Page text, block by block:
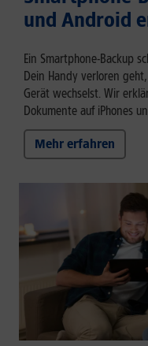
und Android
Ein Smartphone-Backup
Dein Handy verloren
Gerät wechselst. Wir
Dokumente auf iPhones
Mehr erfahren